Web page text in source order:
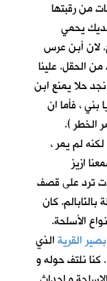
من رقبتها
يحمي
لان أبن عرس
الحقل. علينا
حلا يمنع ابن
، فأما ان
الخطر ).
لم يمر ،
ازيز
ترد على قصف
كان
الأسلحة.
بصير القريةالذي
. كنا نلتف حوله و